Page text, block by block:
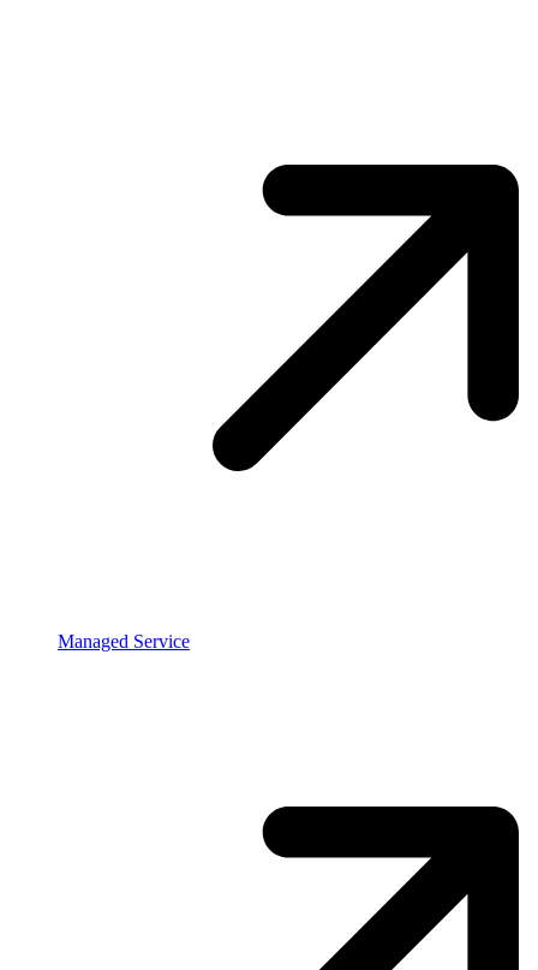
Managed Service